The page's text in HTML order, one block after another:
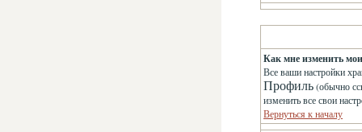
Как мне изменить
Все ваши настройки
Профиль(обычно
изменить все свои
Вернуться к началу